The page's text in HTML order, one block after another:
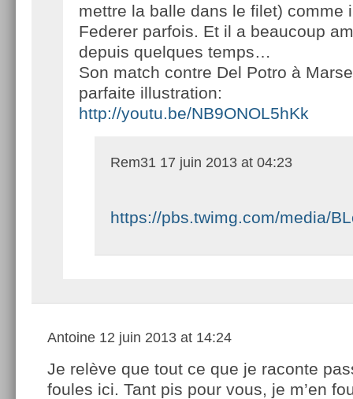
mettre la balle dans le filet) comme
Federer parfois. Et il a beaucoup
depuis quelques temps…
Son match contre Del Potro à
parfaite illustration:
http://youtu.be/NB9ONOL5hKk
Rem31 17 juin 2013 at 04:23
https://pbs.twimg.com/media/
Antoine 12 juin 2013 at 14:24
Je relève que tout ce que je raconte
foules ici. Tant pis pour vous, je m’en